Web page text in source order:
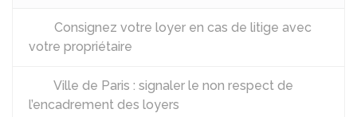
Consignez votre loyer en cas de litige avec
votre propriétaire
Ville de Paris : signaler le non respect de
l’encadrement des loyers